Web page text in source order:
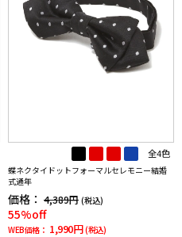
全4色
蝶ネクタイドットフォーマルセレモニー結婚
式通年
価格： 4,389円 (税込)
55%off
WEB価格： 1,990円 (税込)